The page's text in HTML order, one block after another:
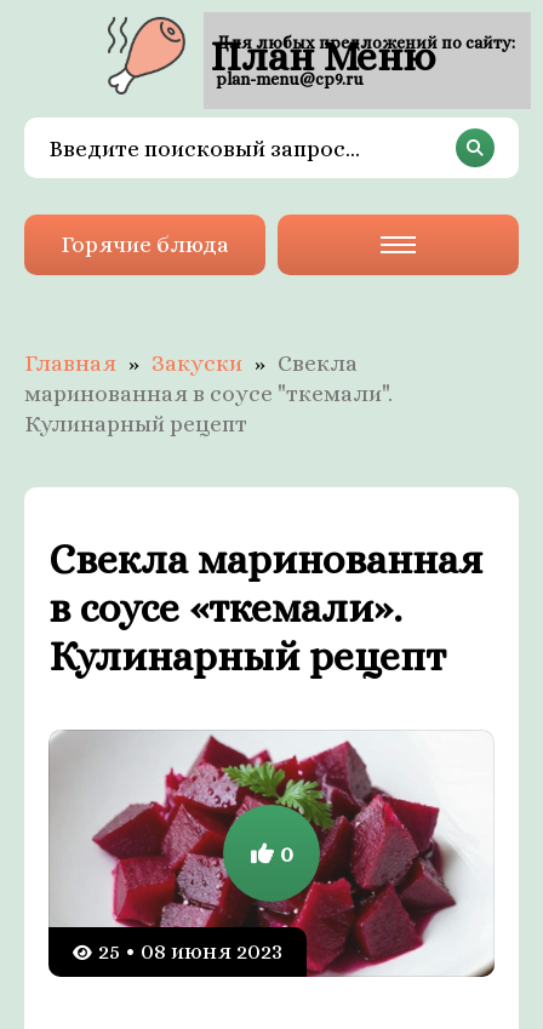
План Меню
Горячие блюда
Главная Закуски
Свекла
маринованная в соусе "ткемали".
Кулинарный рецепт
Свекла маринованная
в соусе «ткемали».
Кулинарный рецепт
25 • 08 июня 2023
0
Для любых предложений по сайту:
plan-menu@cp9.ru